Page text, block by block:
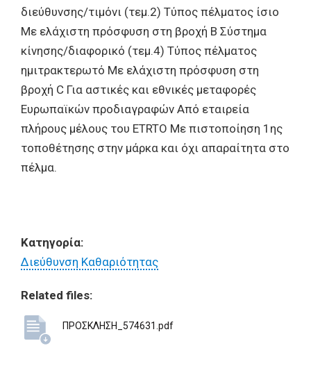
διεύθυνσης/τιμόνι (τεμ.2) Τύπος πέλματος ίσιο
Με ελάχιστη πρόσφυση στη βροχή Β Σύστημα
κίνησης/διαφορικό (τεμ.4) Τύπος πέλματος
ημιτρακτερωτό Με ελάχιστη πρόσφυση στη
βροχή C Για αστικές και εθνικές μεταφορές
Ευρωπαϊκών προδιαγραφών Από εταιρεία
πλήρους μέλους του ETRTO Με πιστοποίηση 1ης
τοποθέτησης στην μάρκα και όχι απαραίτητα στο
πέλμα.
Κατηγορία:
Διεύθυνση Καθαριότητας
Related files:
ΠΡΟΣΚΛΗΣΗ_574631.pdf